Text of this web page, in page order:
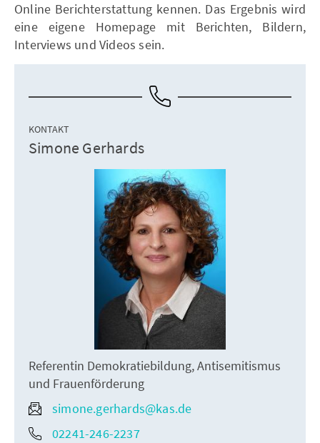
Online Berichterstattung kennen. Das Ergebnis wird
eine eigene Homepage mit Berichten, Bildern,
Interviews und Videos sein.
KONTAKT
Simone Gerhards
Referentin Demokratiebildung, Antisemitismus
und Frauenförderung
simone.gerhards@kas.de
02241-246-2237